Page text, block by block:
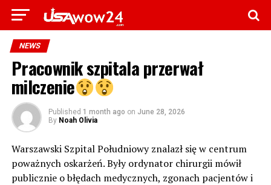
NEWS
Pracownik szpitala przerwał
milczenie
Published 1 month ago on June 28, 2026
By Noah Olivia
Warszawski Szpital Południowy znalazł się w centrum
poważnych oskarżeń. Były ordynator chirurgii mówił
publicznie o błędach medycznych, zgonach pacjentów i